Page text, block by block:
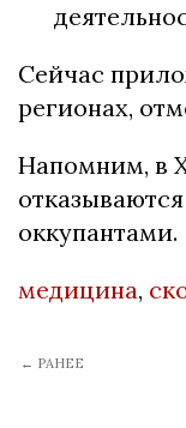
Сейчас
регионах,
Напомним, в
оккупантами.
медицина,
← РАНЕЕ